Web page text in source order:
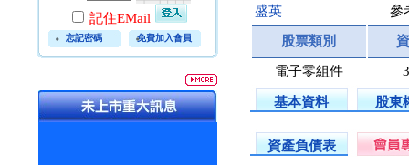
記住EMail
忘記密碼 免費加入會員
盛英 參
股票類別
電子零組件
基本資料 股東
資產負債表